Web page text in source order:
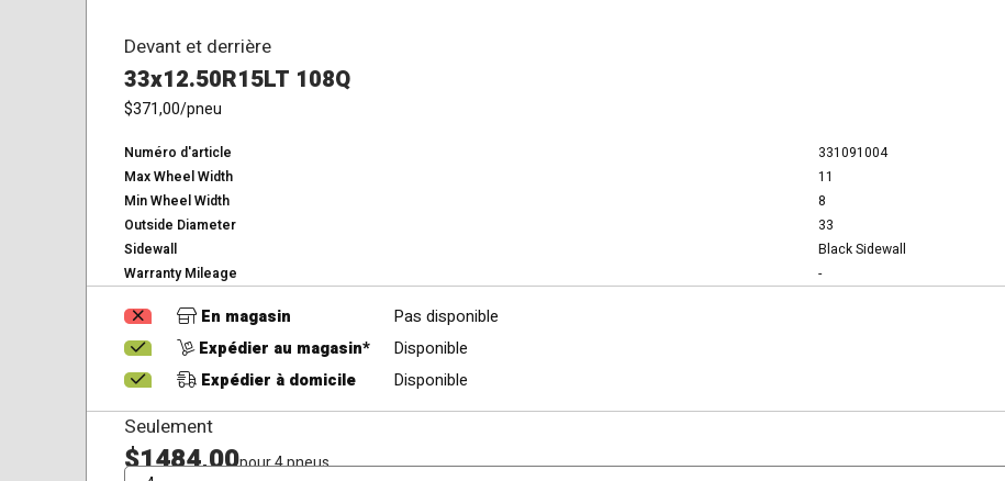
Devant et derrière
33x12.50R15LT 108Q
$371,00/pneu
Numéro d'article
331091004
Max Wheel Width
11
Min Wheel Width
8
Outside Diameter
33
Sidewall
Black Sidewall
Warranty Mileage
-
En magasin
Pas disponible
Expédier au magasin*
Disponible
Expédier à domicile
Disponible
Seulement
$1484,00pour 4 pneus